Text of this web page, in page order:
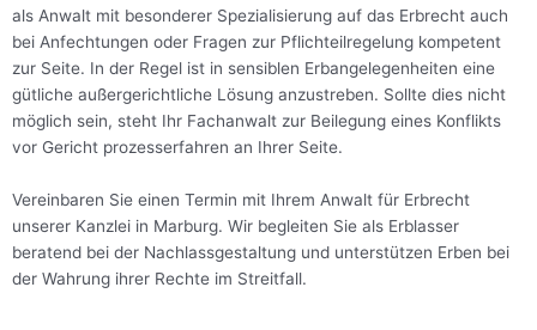
als Anwalt mit besonderer Spezialisierung auf das Erbrecht auch
bei Anfechtungen oder Fragen zur Pflichteilregelung kompetent
zur Seite. In der Regel ist in sensiblen Erbangelegenheiten eine
gütliche außergerichtliche Lösung anzustreben. Sollte dies nicht
möglich sein, steht Ihr Fachanwalt zur Beilegung eines Konflikts
vor Gericht prozesserfahren an Ihrer Seite.
Vereinbaren Sie einen Termin mit Ihrem Anwalt für Erbrecht
unserer Kanzlei in Marburg. Wir begleiten Sie als Erblasser
beratend bei der Nachlassgestaltung und unterstützen Erben bei
der Wahrung ihrer Rechte im Streitfall.